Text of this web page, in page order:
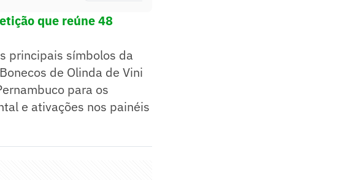
que reúne 48
principais símbolos da
de Olinda de Vini
para os
e ativações nos painéis